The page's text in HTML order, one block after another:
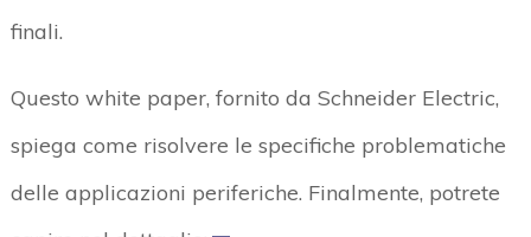
finali.
Questo white paper, fornito da Schneider Electric,
spiega come risolvere le specifiche problematiche
delle applicazioni periferiche. Finalmente, potrete